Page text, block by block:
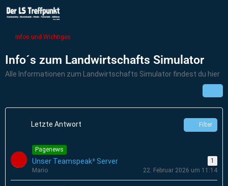
Infos und Wichtiges
Info´s zum Landwirtschafts Simulator
Alle Informationen zum Landwirtschafts Simulator findest du hier
Letzte Antwort Filter
Pagenews
Unser Teamspeak³ Server
1
Mario
22. Februar 2026 um 11:14